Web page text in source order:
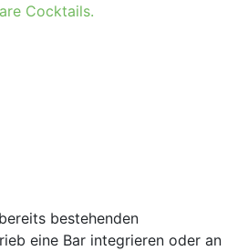
Cocktails.
bestehenden
eine Bar integrieren oder an